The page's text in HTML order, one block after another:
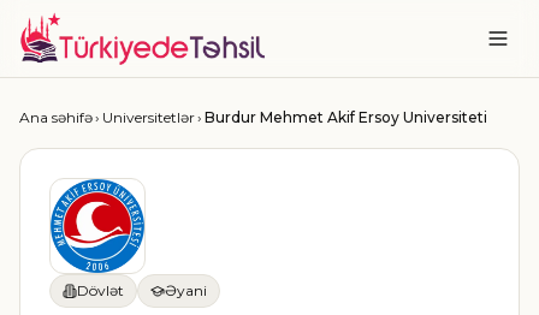
Ana səhifə› Universitetlər› Burdur Mehmet Akif Ersoy Universiteti
Dövlət Əyani